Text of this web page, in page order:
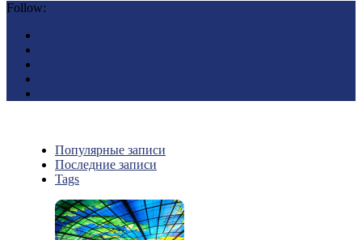
Follow:
Популярные записи
Последние записи
Tags